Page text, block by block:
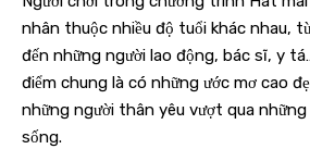
nhân thuộc nhiều độ tuổi khác nhau,
đến những người lao động, bác sĩ, y
điểm chung là có những ước mơ cao
những người thân yêu vượt qua
sống.